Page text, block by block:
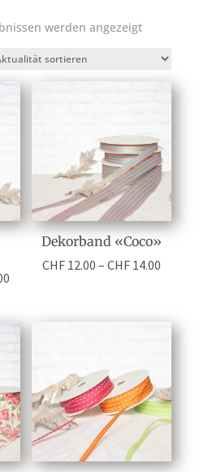
werden angezeigtNach
sortiert
Preisspanne:
bis
Dekorband «Coco»
CHF 12.00 –CHF 14.00
CHF